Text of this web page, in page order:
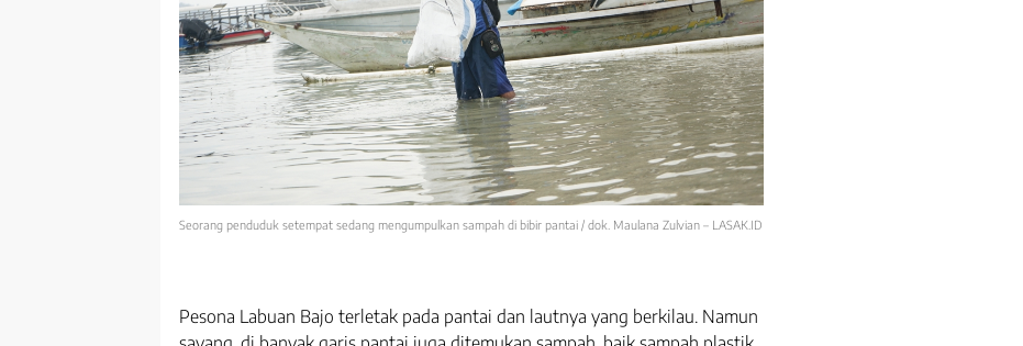
Seorang penduduk setempat sedang mengumpulkan sampah di bibir pantai / dok. Maulana Zulvian – LASAK.ID
Pesona Labuan Bajo terletak pada pantai dan lautnya yang berkilau. Namun